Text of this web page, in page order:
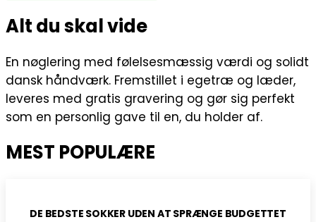
Alt du skal vide
En nøglering med følelsesmæssig værdi og solidt
dansk håndværk. Fremstillet i egetræ og læder,
leveres med gratis gravering og gør sig perfekt
som en personlig gave til en, du holder af.
MEST POPULÆRE
DE BEDSTE SOKKER UDEN AT SPRÆNGE BUDGETTET